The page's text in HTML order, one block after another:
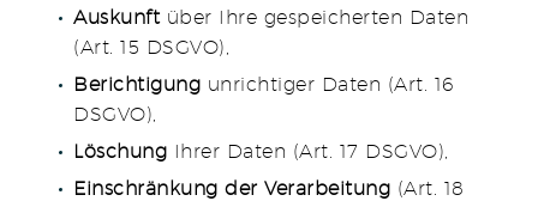
Auskunftüber Ihre gespeicherten Daten
(Art. 15 DSGVO),
Berichtigung unrichtiger Daten (Art. 16
DSGVO),
Löschung Ihrer Daten (Art. 17 DSGVO),
Einschränkung der Verarbeitung (Art. 18